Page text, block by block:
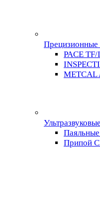
Прецизионные
PACE TF/
METCAL
Припой